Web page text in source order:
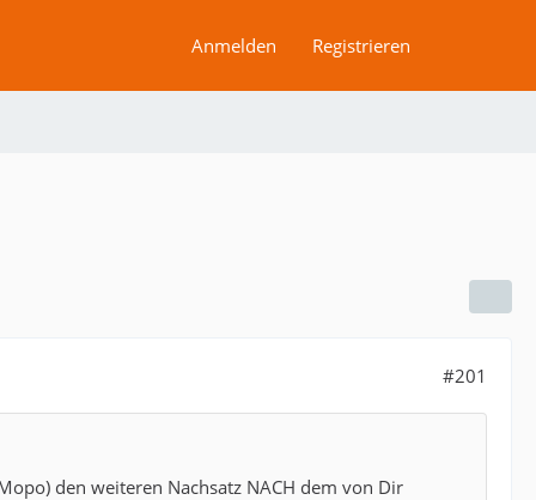
Anmelden Registrieren
#201
den weiteren Nachsatz NACH dem von Dir